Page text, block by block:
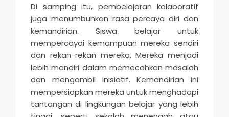
Di samping itu, pembelajaran kolaboratif
juga menumbuhkan rasa percaya diri dan
kemandirian. Siswa belajar untuk
mempercayai kemampuan mereka sendiri
dan rekan-rekan mereka. Mereka menjadi
lebih mandiri dalam memecahkan masalah
dan mengambil inisiatif. Kemandirian ini
mempersiapkan mereka untuk menghadapi
tantangan di lingkungan belajar yang lebih